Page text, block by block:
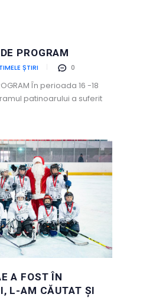
PROGRAM
ȘTIRI 0
În perioada 16 -18
patinoarului a suferit
A FOST ÎN
L-AM CĂUTAT ȘI